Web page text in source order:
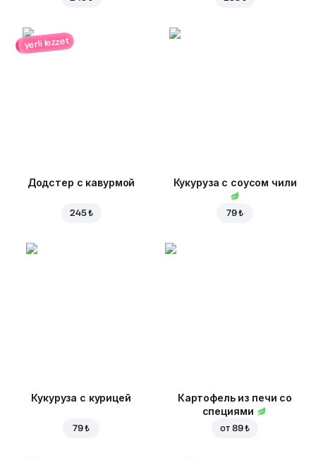
yerli lezzet
Додстер с кавурмой
245 ₺
Кукуруза с соусом чили
79 ₺
Кукуруза с курицей
79 ₺
Картофель из печи со
специями
от89 ₺